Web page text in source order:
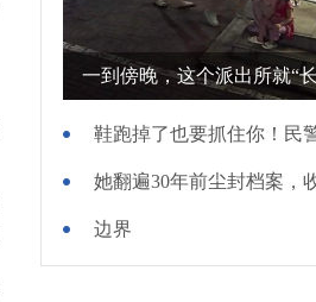
一到傍晚，这个派出所就“
边界